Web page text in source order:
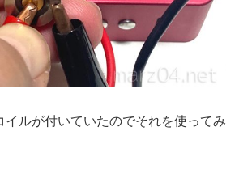
イルが付いていたのでそれを使ってみ